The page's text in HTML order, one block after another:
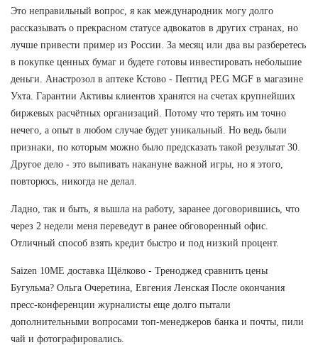
Это неправильный вопрос, я как международник могу долго
рассказывать о прекрасном статусе адвокатов в других странах, но
лучше привести пример из России. За месяц или два вы разберетесь
в покупке ценных бумаг и будете готовы инвестировать небольшие
деньги. Анастрозол в аптеке Кстово - Пептид PEG MGF в магазине
Ухта. Гарантии Активы клиентов хранятся на счетах крупнейших
биржевых расчётных организаций. Потому что терять им точно
нечего, а опыт в любом случае будет уникальный. Но ведь были
признаки, по которым можно было предсказать такой результат 30.
Другое дело - это выпивать накануне важной игры, но я этого,
повторюсь, никогда не делал.
Ладно, так и быть, я вышла на работу, заранее договорившись, что
через 2 недели меня переведут в ранее обговоренный офис.
Отличный способ взять кредит быстро и под низкий процент.
Saizen 10ME доставка Щёлково - Треноджед сравнить цены
Бугульма? Ольга Очеретина, Евгения Ленская После окончания
пресс-конференции журналисты еще долго пытали
дополнительными вопросами топ-менеджеров банка и почты, пили
чай и фотографировались.